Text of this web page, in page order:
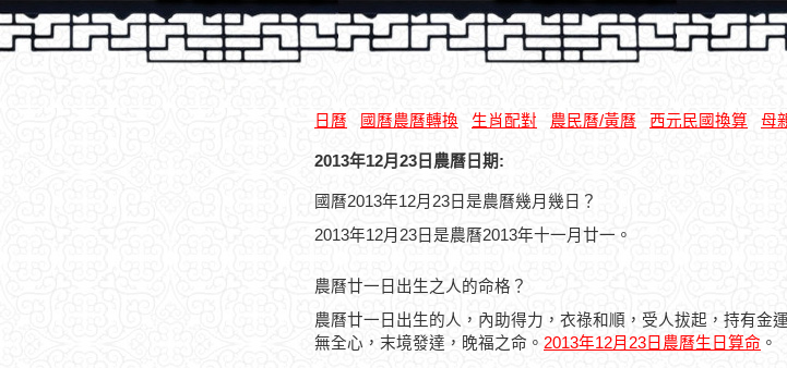
日曆 國曆農曆轉換 生肖配對 農民曆/黃曆 西元民國換算 母
2013年12月23日農曆日期:
國曆2013年12月23日是農曆幾月幾日？
2013年12月23日是農曆2013年十一月廿一。
農曆廿一日出生之人的命格？
農曆廿一日出生的人，內助得力，衣祿和順，受人拔起，持有金
無全心，末境發達，晚福之命。 2013年12月23日農曆生日算命 。